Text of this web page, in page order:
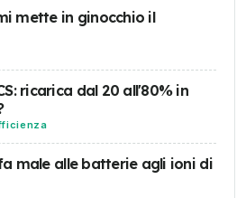
mette in ginocchio il
ricarica dal 20 all'80% in
male alle batterie agli ioni di